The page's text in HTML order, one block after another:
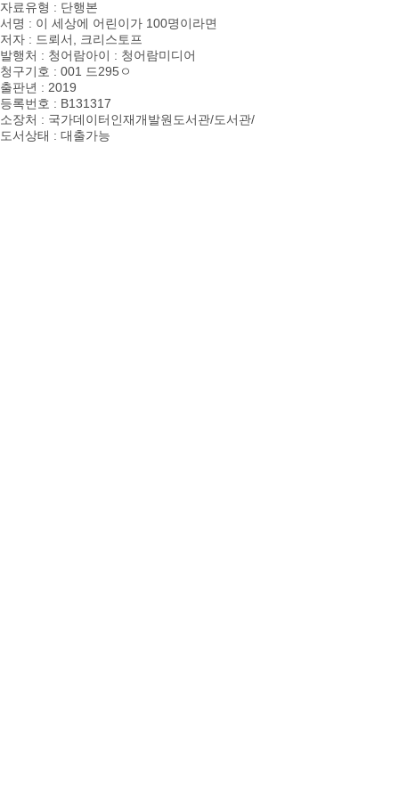
자료유형 : 단행본
서명 : 이 세상에 어린이가 100명이라면
저자 : 드뢰서, 크리스토프
발행처 : 청어람아이 : 청어람미디어
청구기호 : 001 드295ㅇ
출판년 : 2019
등록번호 : B131317
소장처 : 국가데이터인재개발원도서관/도서관/
도서상태 : 대출가능